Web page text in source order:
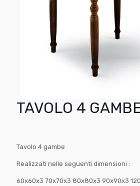
TAVOLO 4
Tavolo 4 gambe
Realizzati nelle seguenti dimensioni :
60x60x3 70x70x3 80x80x3 90x90x3